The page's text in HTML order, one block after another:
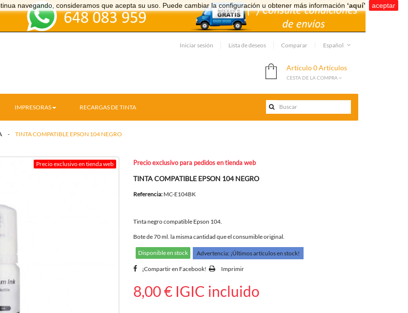
navegando, consideramos que acepta su uso. Puede cambiar la configuración u obtener más información ‘aquí’ aceptar
Español
Iniciar sesión Lista de deseos Comparar
Artículo0 Artículos
CESTA DE LA COMPRA
IMPRESORAS RECARGAS DE TINTA
> TINTA COMPATIBLE EPSON 104 NEGRO
Precio exclusivo en tienda web Precio exclusivo para pedidos en tienda web
TINTA COMPATIBLE EPSON 104 NEGRO
Referencia: MC-E104BK
Tinta negro compatible Epson 104.
Bote de 70 ml. la misma cantidad que el consumible original.
Disponible en stock Advertencia: ¡Últimos artículos en stock!
¡Compartir en Facebook! Imprimir
8,00 € IGIC incluido